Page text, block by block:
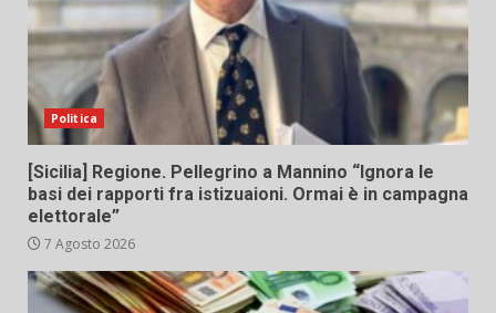
Politica
[Sicilia] Regione. Pellegrino a Mannino “Ignora le
basi dei rapporti fra istizuaioni. Ormai è in campagna
elettorale”
7 Agosto 2026